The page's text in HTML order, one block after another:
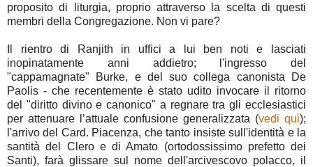
proposito di liturgia, proprio attraverso la scelta di questi
membri della Congregazione. Non vi pare?
Il rientro di Ranjith in uffici a lui ben noti e lasciati
inopinatamente anni addietro; l'ingresso del
"cappamagnate" Burke, e del suo collega canonista De
Paolis - che recentemente è stato udito invocare il ritorno
del "diritto divino e canonico" a regnare tra gli ecclesiastici
per attenuare l’attuale confusione generalizzata (vedi qui);
l'arrivo del Card. Piacenza, che tanto insiste sull'identità e la
santità del Clero e di Amato (ortodossissimo prefetto dei
Santi), farà glissare sul nome dell'arcivescovo polacco, il